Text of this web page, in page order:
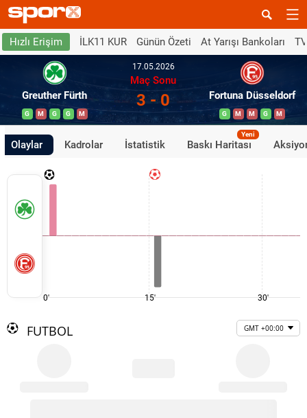
Hızlı Erişim İLK11 KUR Günün Özeti At Yarışı Bankoları
Greuther Fürth
G M G G M
17.05.2026
Maç Sonu
3 - 0 Fortuna Düsseldorf
G M M G M
Olaylar Kadrolar İstatistik Baskı Haritası
Yeni
0' 15' 30'
FUTBOL GMT +00:00